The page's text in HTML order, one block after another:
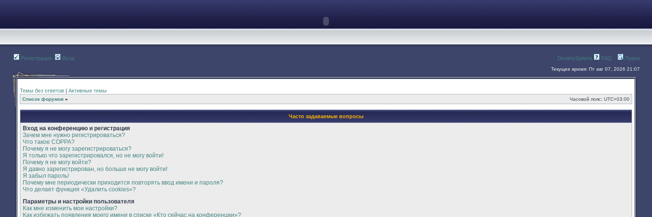
Регистрация Вход DestinySphere FAQ Поиск
Текущее время: Пт авг 07, 2026 21:07
Темы без ответов | Активные темы
Список форумов » Часовой пояс: UTC+03:00
Часто задаваемые вопросы
Вход на конференцию и регистрация
Зачем мне нужно регистрироваться?
Что такое COPPA?
Почему я не могу зарегистрироваться?
Я только что зарегистрировался, но не могу войти!
Почему я не могу войти?
Я давно зарегистрирован, но больше не могу войти!
Я забыл пароль!
Почему мне периодически приходится повторять ввод имени и пароля?
Что делает функция «Удалить cookies»?
Параметры и настройки пользователя
Как мне изменить мои настройки?
Как избежать появления моего имени в списке «Кто сейчас на конференции»?